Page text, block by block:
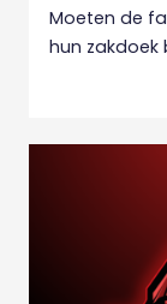
Moeten de
hun zakdoek